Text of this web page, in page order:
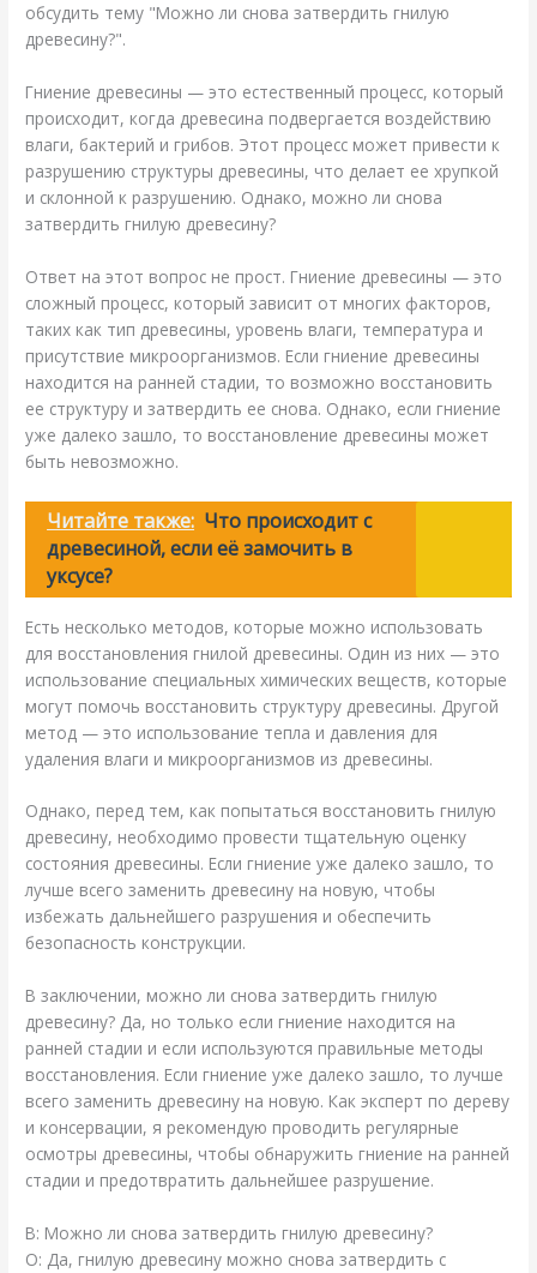
обсудить тему "Можно ли снова затвердить гнилую
древесину?".
Гниение древесины — это естественный процесс, который
происходит, когда древесина подвергается воздействию
влаги, бактерий и грибов. Этот процесс может привести к
разрушению структуры древесины, что делает ее хрупкой
и склонной к разрушению. Однако, можно ли снова
затвердить гнилую древесину?
Ответ на этот вопрос не прост. Гниение древесины — это
сложный процесс, который зависит от многих факторов,
таких как тип древесины, уровень влаги, температура и
присутствие микроорганизмов. Если гниение древесины
находится на ранней стадии, то возможно восстановить
ее структуру и затвердить ее снова. Однако, если гниение
уже далеко зашло, то восстановление древесины может
быть невозможно.
Читайте также: Что происходит с
древесиной, если её замочить в
уксусе?
Есть несколько методов, которые можно использовать
для восстановления гнилой древесины. Один из них — это
использование специальных химических веществ, которые
могут помочь восстановить структуру древесины. Другой
метод — это использование тепла и давления для
удаления влаги и микроорганизмов из древесины.
Однако, перед тем, как попытаться восстановить гнилую
древесину, необходимо провести тщательную оценку
состояния древесины. Если гниение уже далеко зашло, то
лучше всего заменить древесину на новую, чтобы
избежать дальнейшего разрушения и обеспечить
безопасность конструкции.
В заключении, можно ли снова затвердить гнилую
древесину? Да, но только если гниение находится на
ранней стадии и если используются правильные методы
восстановления. Если гниение уже далеко зашло, то лучше
всего заменить древесину на новую. Как эксперт по дереву
и консервации, я рекомендую проводить регулярные
осмотры древесины, чтобы обнаружить гниение на ранней
стадии и предотвратить дальнейшее разрушение.
В: Можно ли снова затвердить гнилую древесину?
О: Да, гнилую древесину можно снова затвердить с